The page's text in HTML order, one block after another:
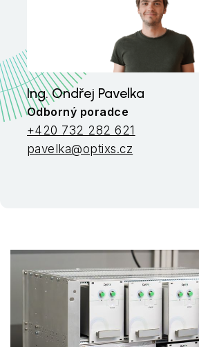
Ing. Ondřej Pavelka
Odborný poradce
+420 732 282 621
pavelka@optixs.cz